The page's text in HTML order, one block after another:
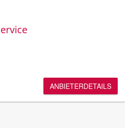
ANBIETERDETAILS